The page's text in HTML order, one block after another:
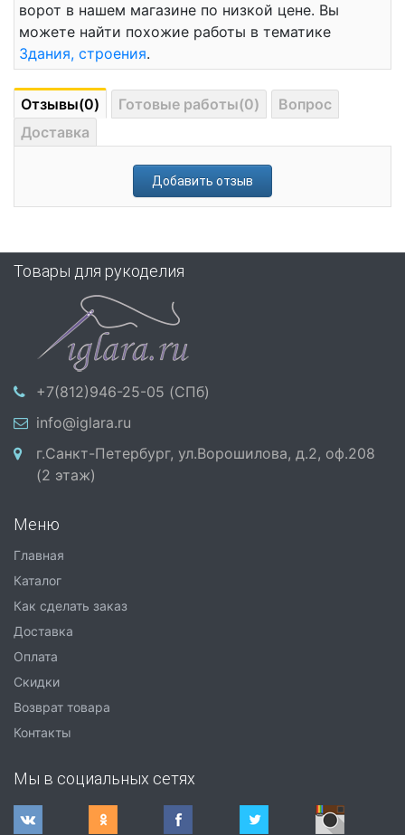
ворот в нашем магазине по низкой цене. Вы
можете найти похожие работы в тематике
Здания, строения.
Отзывы(0) Готовые работы(0)
Вопрос
Доставка
Добавить отзыв
Товары для рукоделия
+7(812)946-25-05 (СПб)
info@iglara.ru
г.Санкт-Петербург, ул.Ворошилова, д.2, оф.208
(2 этаж)
Меню
Главная
Каталог
Как сделать заказ
Доставка
Оплата
Скидки
Возврат товара
Контакты
Мы в социальных сетях